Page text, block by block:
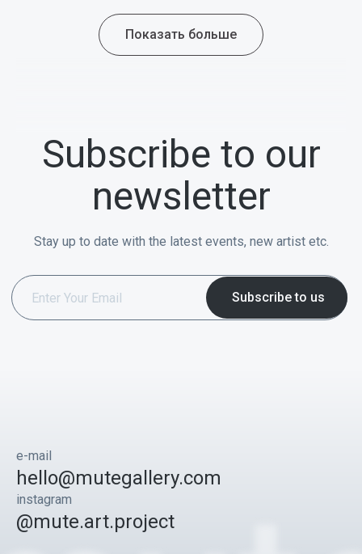
Показать больше
Subscribe to our
newsletter
Stay up to date with the latest events, new artist etc.
e-mail
hello@mutegallery.com
instagram
@mute.art.project